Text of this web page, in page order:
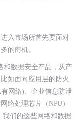
入市场所首先要面对
的商机。
和数据安全产品，从产
如面向应用层的防火
网络)、企业信息防泄
络处理芯片（NPU）
我们的这些网络和数据